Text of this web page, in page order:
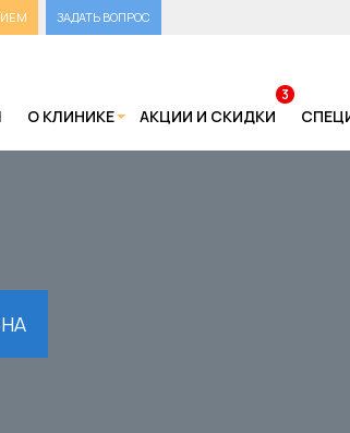
ЗАДАТЬ ВОПРОС
О КЛИНИКЕ АКЦИИ И СКИДКИ
3